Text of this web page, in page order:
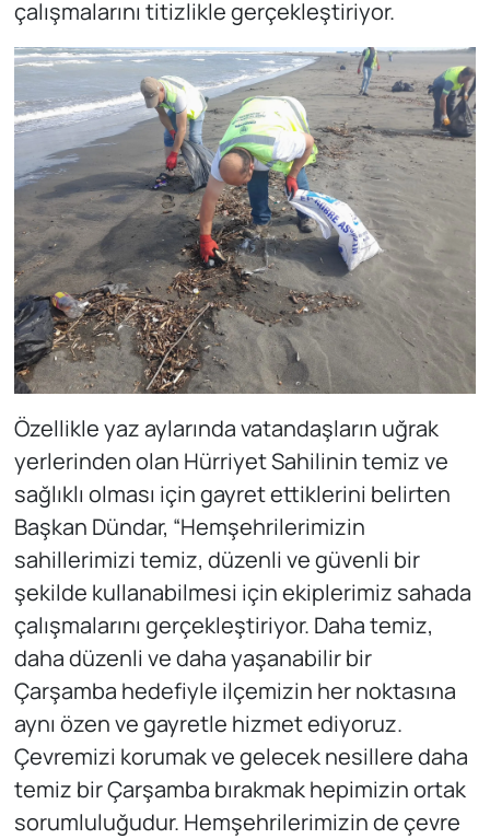
çalışmalarını titizlikle gerçekleştiriyor.
Özellikle yaz aylarında vatandaşların uğrak
yerlerinden olan Hürriyet Sahilinin temiz ve
sağlıklı olması için gayret ettiklerini belirten
Başkan Dündar, “Hemşehrilerimizin
sahillerimizi temiz, düzenli ve güvenli bir
şekilde kullanabilmesi için ekiplerimiz sahada
çalışmalarını gerçekleştiriyor. Daha temiz,
daha düzenli ve daha yaşanabilir bir
Çarşamba hedefiyle ilçemizin her noktasına
aynı özen ve gayretle hizmet ediyoruz.
Çevremizi korumak ve gelecek nesillere daha
temiz bir Çarşamba bırakmak hepimizin ortak
sorumluluğudur. Hemşehrilerimizin de çevre